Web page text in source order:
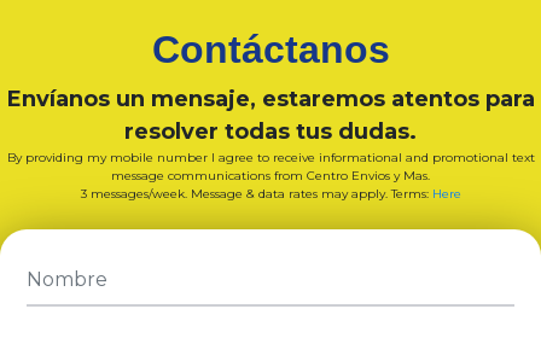
Contáctanos
Envíanos un mensaje, estaremos atentos para
resolver todas tus dudas.
By providing my mobile number I agree to receive informational and promotional text
message communications from Centro Envios y Mas.
3 messages/week. Message & data rates may apply. Terms: Here